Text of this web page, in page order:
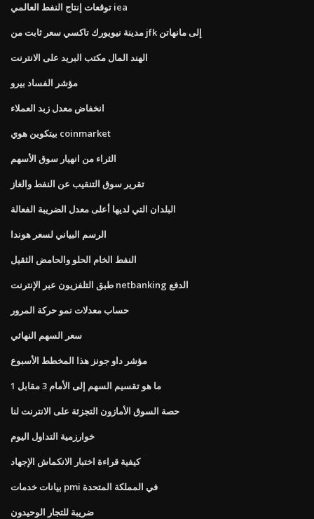
توقعات إنتاج النفط العالمي iea
مدينة نيويورك تاكسي سعر ثابت من jfk إلى مانهاتن
الهند المال مكتب البريد على الانترنت
مؤشر الفساد بيرو
انخفاض معدل زبد العملاء
بيتكوين هوي coinmarket
الثراء من انهيار سوق الأسهم
تقرير سوق التنقيب عن النفط والغاز
البلدان التي لديها أعلى معدل الضريبة الفعالة
الرسم البياني لسعر هوندا
النفط الخام الحلو والحامض الثقيل
طبق التلفزيون عبر الإنترنت netbanking الدفع
حساب معدلات نمو حركة المرور
سعر السهم النهائي
مؤشر داو جونز هذا المخطط الأسبوع
ما هو تقسيم السهم إلى الأمام 3 مقابل 1
حصة السوق الأمازون التجزئة على الانترنت لنا
خوارزمية التداول اليوم
كيفية قراءة اختبار الانكماش الإجهاد
بيانات خدمات pmi في المملكة المتحدة
ضريبة للتجار الوحيدون